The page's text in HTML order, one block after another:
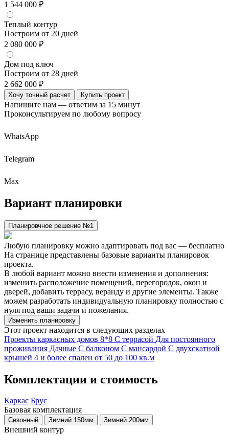
1 544 000 ₽
Теплый контур
Построим от 20 дней
2 080 000 ₽
Дом под ключ
Построим от 28 дней
2 662 000 ₽
Хочу точный расчет Купить проект
Напишите нам — ответим за 15 минут
Проконсультируем по любому вопросу
WhatsApp
Telegram
Max
Вариант планировки
Планировчное решение №1
Любую планировку можно адаптировать под вас — бесплатно
На странице представлены базовые варианты планировок
проекта.
В любой вариант можно внести изменения и дополнения:
изменить расположение помещений, перегородок, окон и
дверей, добавить террасу, веранду и другие элементы. Также
можем разработать индивидуальную планировку полностью с
нуля под ваши задачи и пожелания.
Изменить планировку
Этот проект находится в следующих разделах
Проекты каркасных домов 8*8 С террасой Для постоянного
проживания Дачные С балконом С мансардой С двухскатной
крышей 4 и более спален от 50 до 100 кв.м
Комплектации и стоимость
Каркас Брус
Базовая комплектация
Сезонный Зимний 150мм Зимний 200мм
Внешний контур